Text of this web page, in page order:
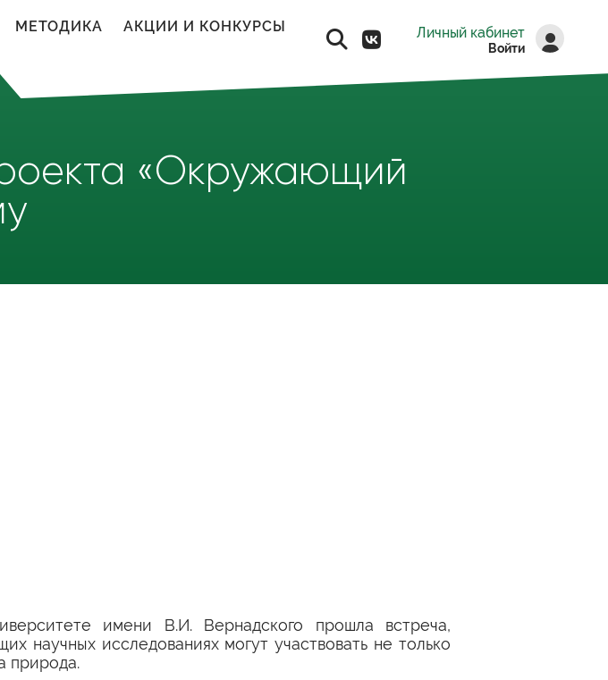
МЕТОДИКА
АКЦИИ И КОНКУРСЫ
Личный кабинет
Войти
«Окружающий
имени В.И. Вернадского прошла встреча,
научных исследованиях могут участвовать не только
природа.